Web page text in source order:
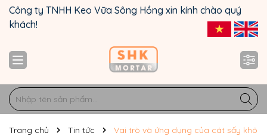
Công ty TNHH Keo Vữa Sông Hồng xin kính chào quý
khách!
Trang chủ Tin tức
Vai trò và ứng dụng của cát sấy khô